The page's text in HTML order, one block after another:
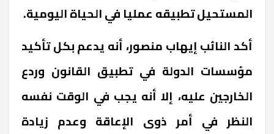
المستحيل تطبيقه عمليا في الحياة اليومية.
أكد النائب إيهاب منصور، أنه يدعم بكل تأكيد
مؤسسات الدولة في تطبيق القانون وردع
الخارجين عليه، إلا أنه يجب في الوقت نفسه
النظر في أمر ذوى الإعاقة وعدم زيادة